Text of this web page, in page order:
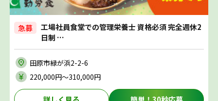
急募
工場社員食堂での管理栄養士 資格必須 完全週休2
日制 …
田原市緑が浜2-2-6
220,000円〜310,000円